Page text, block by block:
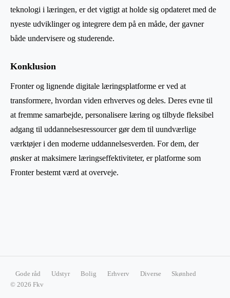
teknologi i læringen, er det vigtigt at holde sig opdateret med de
nyeste udviklinger og integrere dem på en måde, der gavner
både undervisere og studerende.
Konklusion
Fronter og lignende digitale læringsplatforme er ved at
transformere, hvordan viden erhverves og deles. Deres evne til
at fremme samarbejde, personalisere læring og tilbyde fleksibel
adgang til uddannelsesressourcer gør dem til uundværlige
værktøjer i den moderne uddannelsesverden. For dem, der
ønsker at maksimere læringseffektiviteter, er platforme som
Fronter bestemt værd at overveje.
Gode råd Udstyr Bolig Erhverv Diverse
Skønhed
© 2026 Fkv